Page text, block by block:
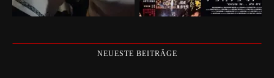
NEUESTE BEITRÄGE